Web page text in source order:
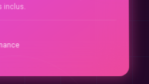
inclus.